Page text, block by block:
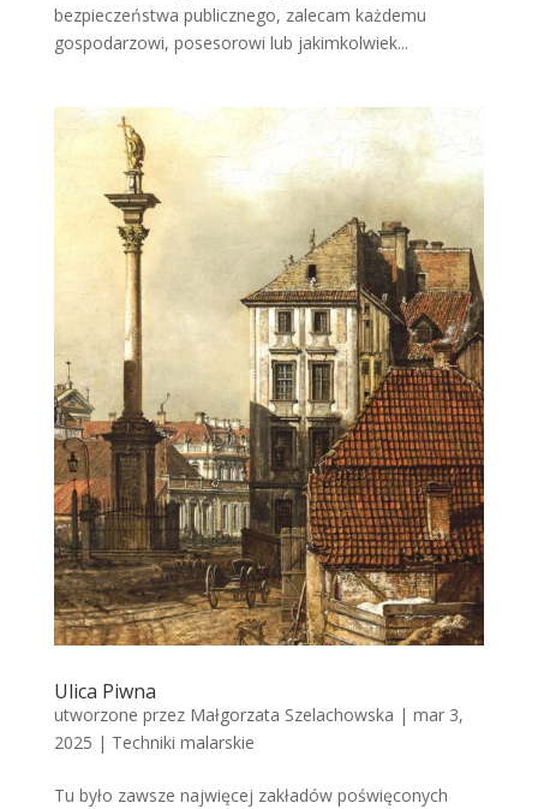
bezpieczeństwa publicznego, zalecam każdemu
gospodarzowi, posesorowi lub jakimkolwiek...
Ulica Piwna
utworzone przez Małgorzata Szelachowska | mar 3,
2025 | Techniki malarskie
Tu było zawsze najwięcej zakładów poświęconych